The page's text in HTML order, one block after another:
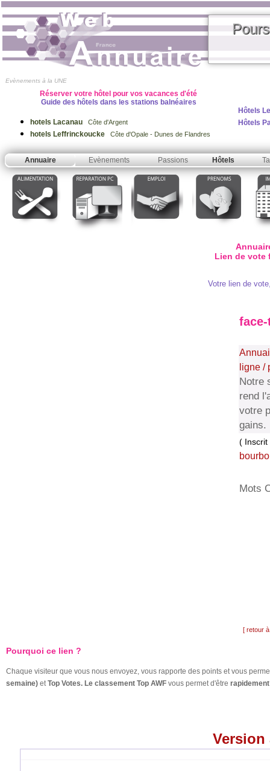
Evènements à la UNE
Réserver votre hôtel pour vos vacances d'été
Guide des hôtels dans les stations balnéaires
hotels Lacanau Côte d'Argent
hotels Leffrinckoucke Côte d'Opale - Dunes de Flandres
Hôtels
Hôtels
Annuaire Evènements Passions Hôtels
Lien de vote
Votre lien de
ligne /
Notre
rend
votre
gains.
(
Mots
[ retour
Pourquoi ce lien ?
Chaque visiteur que vous nous envoyez, vous rapporte des points et vous
semaine) etTop Votes. Le classement Top AWF vous permet d'être
Version